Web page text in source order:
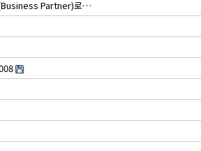
Partner)로…